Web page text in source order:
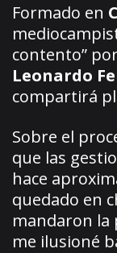
Formado en
contento”
Leonardo
compartirá
Sobre el
que las
hace
quedado en
mandaron
me ilusioné